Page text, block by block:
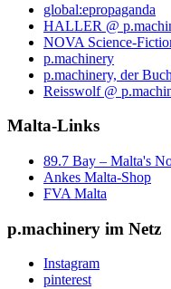
global:epropaganda
HALLER @
NOVA Science-
p.machinery
p.machinery, der
Reisswolf @
Malta-Links
89.7 Bay – Malta's
Ankes Malta-Shop
FVA Malta
p.machinery im Netz
Instagram
pinterest